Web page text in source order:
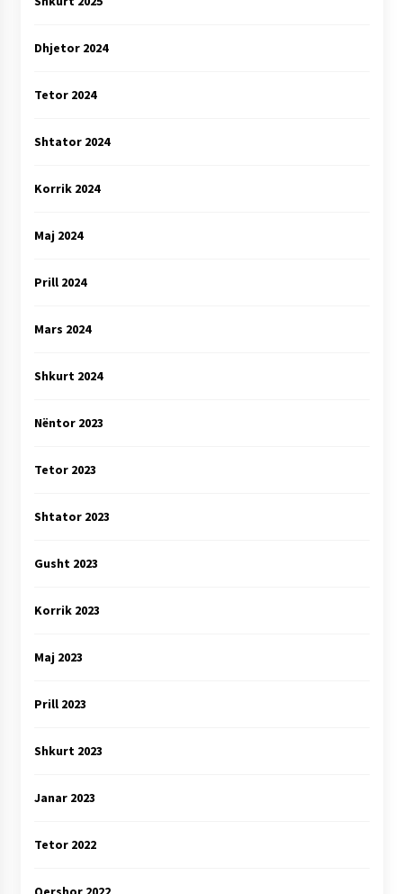
Dhjetor 2024
Tetor 2024
Shtator 2024
Korrik 2024
Maj 2024
Prill 2024
Mars 2024
Shkurt 2024
Nëntor 2023
Tetor 2023
Shtator 2023
Gusht 2023
Korrik 2023
Maj 2023
Prill 2023
Shkurt 2023
Janar 2023
Tetor 2022